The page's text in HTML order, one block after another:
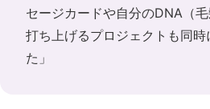
セージカードや自分のDNA（
打ち上げるプロジェクトも同
た」